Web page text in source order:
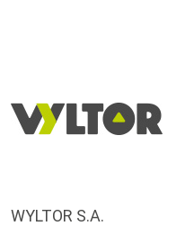
WYLTOR S.A.